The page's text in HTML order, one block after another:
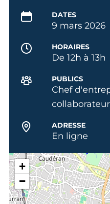
DATES
9 mars 2026
HORAIRES
De 12h à 13h
PUBLICS
Chef
ADRESSE
En ligne
+
−